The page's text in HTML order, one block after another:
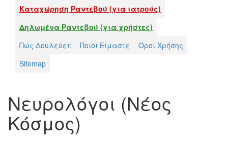
Καταχώρηση Ραντεβού (για ιατρούς)
Δηλωμένα Ραντεβού (για χρήστες)
Πώς Δουλεύει;
Ποιοι Είμαστε
Όροι Χρήσης
Sitemap
Νευρολόγοι (Νέος
Κόσμος)